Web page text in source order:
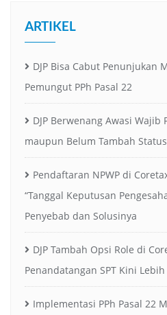
ARTIKEL
DJP Bisa Cabut Penunjukan
Pemungut PPh Pasal 22
DJP Berwenang Awasi Wajib
maupun Belum Tambah Status
Pendaftaran NPWP di
“Tanggal Keputusan
Penyebab dan Solusinya
DJP Tambah Opsi Role di
Penandatangan SPT Kini
Implementasi PPh Pasal 22